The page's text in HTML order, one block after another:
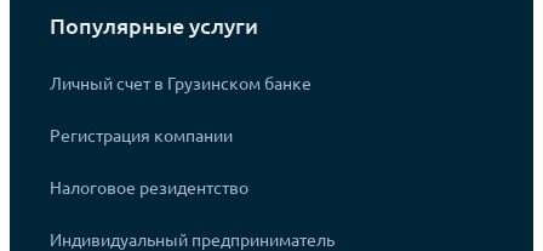
Популярные услуги
Личный счет в Грузинском банке
Регистрация компании
Налоговое резидентство
Индивидуальный предприниматель